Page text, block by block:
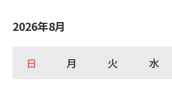
2026年8月
日 月 火 水